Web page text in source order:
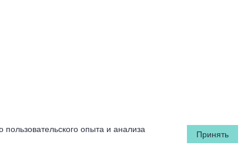
опыта и анализа
Принять